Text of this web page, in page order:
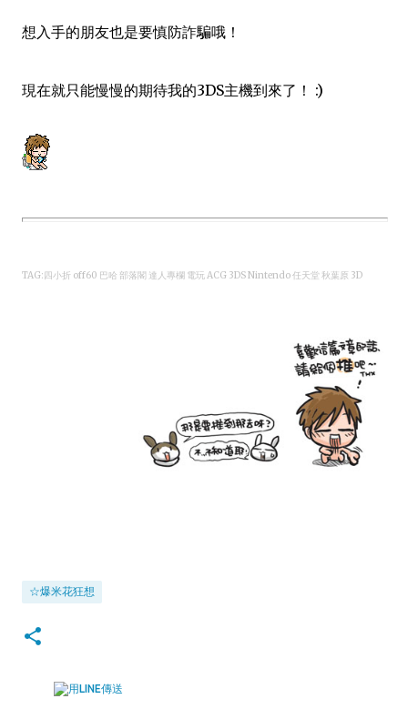
想入手的朋友也是要慎防詐騙哦！
現在就只能慢慢的期待我的3DS主機到來了！ :)
TAG:四小折 off60 巴哈 部落閣 達人專欄 電玩 ACG 3DS Nintendo 任天堂 秋葉原 3D
☆爆米花狂想